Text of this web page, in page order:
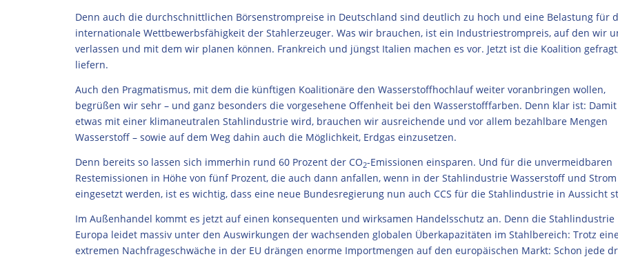
Denn auch die durchschnittlichen Börsenstrompreise in Deutschland sind deutlich zu hoch und eine Belastung für
internationale Wettbewerbsfähigkeit der Stahlerzeuger. Was wir brauchen, ist ein Industriestrompreis, auf den wir
verlassen und mit dem wir planen können. Frankreich und jüngst Italien machen es vor. Jetzt ist die Koalition
liefern.
Auch den Pragmatismus, mit dem die künftigen Koalitionäre den Wasserstoffhochlauf weiter voranbringen wollen,
begrüßen wir sehr – und ganz besonders die vorgesehene Offenheit bei den Wasserstofffarben. Denn klar ist:
etwas mit einer klimaneutralen Stahlindustrie wird, brauchen wir ausreichende und vor allem bezahlbare Mengen
Wasserstoff – sowie auf dem Weg dahin auch die Möglichkeit, Erdgas einzusetzen.
Denn bereits so lassen sich immerhin rund 60 Prozent der CO2-Emissionen einsparen. Und für die unvermeidbaren
Restemissionen in Höhe von fünf Prozent, die auch dann anfallen, wenn in der Stahlindustrie Wasserstoff und Strom
eingesetzt werden, ist es wichtig, dass eine neue Bundesregierung nun auch CCS für die Stahlindustrie in Aussicht
Im Außenhandel kommt es jetzt auf einen konsequenten und wirksamen Handelsschutz an. Denn die Stahlindustrie
Europa leidet massiv unter den Auswirkungen der wachsenden globalen Überkapazitäten im Stahlbereich: Trotz
extremen Nachfrageschwäche in der EU drängen enorme Importmengen auf den europäischen Markt: Schon jede